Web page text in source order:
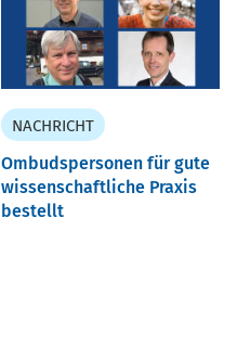
NACHRICHT
Ombudspersonen für gute
wissenschaftliche Praxis
bestellt